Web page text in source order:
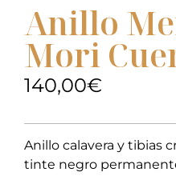
Anillo
Mori
140,00€
Anillo calavera y tibias
tinte negro